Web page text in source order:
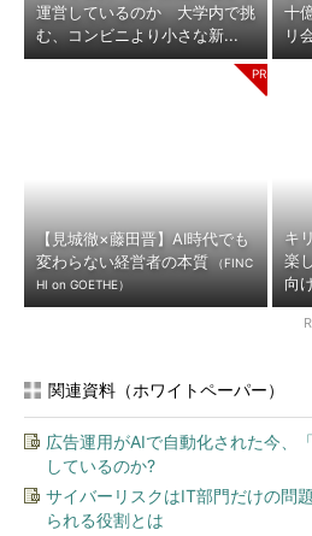
運営しているのか 大学内で挑
む、コンビニより小さな新...
十
リ
【見城徹×藤田晋】AI時代でも
変わらない経営者の本質
（FINC
HI on GOETHE）
キ
楽
向
関連資料（ホワイトペーパー）
広告運用がAIで自動化された今、
しているのか?
サイバーリスクはIT部門だけの問
られる役割とは